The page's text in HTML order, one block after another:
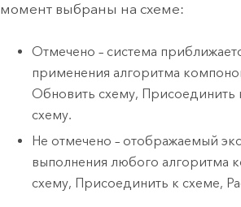
момент выбраны на схеме:
Отмечено – система
применения алгоритма
Обновить схему, Присоединить
схему.
Не отмечено – отображаемый
выполнения любого алгоритма
схему, Присоединить к схеме,